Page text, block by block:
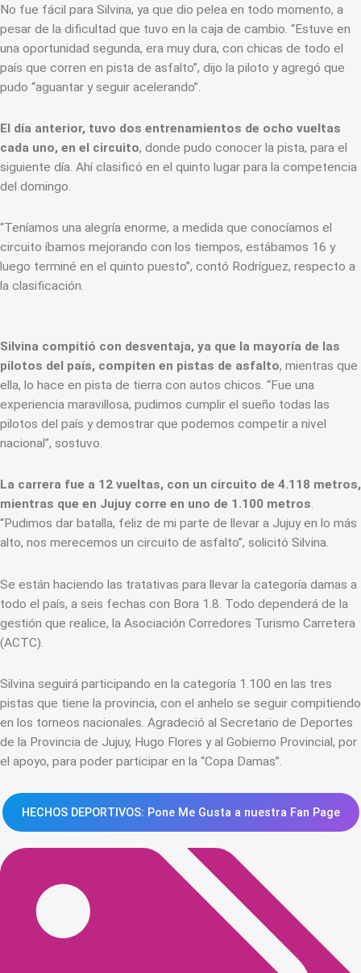
No fue fácil para Silvina, ya que dio pelea en todo momento, a
pesar de la dificultad que tuvo en la caja de cambio. “Estuve en
una oportunidad segunda, era muy dura, con chicas de todo el
país que corren en pista de asfalto”, dijo la piloto y agregó que
pudo “aguantar y seguir acelerando”.
El día anterior, tuvo dos entrenamientos de ocho vueltas
cada uno, en el circuito, donde pudo conocer la pista, para el
siguiente día. Ahí clasificó en el quinto lugar para la competencia
del domingo.
“Teníamos una alegría enorme, a medida que conocíamos el
circuito íbamos mejorando con los tiempos, estábamos 16 y
luego terminé en el quinto puesto”, contó Rodríguez, respecto a
la clasificación.
Silvina compitió con desventaja, ya que la mayoría de las
pilotos del país, compiten en pistas de asfalto, mientras que
ella, lo hace en pista de tierra con autos chicos. “Fue una
experiencia maravillosa, pudimos cumplir el sueño todas las
pilotos del país y demostrar que podemos competir a nivel
nacional”, sostuvo.
La carrera fue a 12 vueltas, con un circuito de 4.118 metros,
mientras que en Jujuy corre en uno de 1.100 metros.
“Pudimos dar batalla, feliz de mi parte de llevar a Jujuy en lo más
alto, nos merecemos un circuito de asfalto”, solicitó Silvina.
Se están haciendo las tratativas para llevar la categoría damas a
todo el país, a seis fechas con Bora 1.8. Todo dependerá de la
gestión que realice, la Asociación Corredores Turismo Carretera
(ACTC).
Silvina seguirá participando en la categoría 1.100 en las tres
pistas que tiene la provincia, con el anhelo se seguir compitiendo
en los torneos nacionales. Agradeció al Secretario de Deportes
de la Provincia de Jujuy, Hugo Flores y al Gobierno Provincial, por
el apoyo, para poder participar en la “Copa Damas”.
HECHOS DEPORTIVOS: Pone Me Gusta a nuestra Fan Page